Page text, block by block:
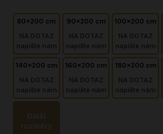
80x200 cm
NA DOTAZ
napište nám
90x200 cm
NA DOTAZ
napište nám
100x200 cm
NA DOTAZ
napište nám
140x200 cm
NA DOTAZ
napište nám
160x200 cm
NA DOTAZ
napište nám
180x200 cm
NA DOTAZ
napište nám